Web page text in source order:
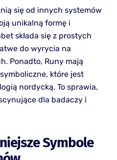
się od innych systemów
unikalną formę i
składa się z prostych
do wyrycia na
Ponadto, Runy mają
które jest
nordycką. To sprawia,
dla badaczy i
Symbole